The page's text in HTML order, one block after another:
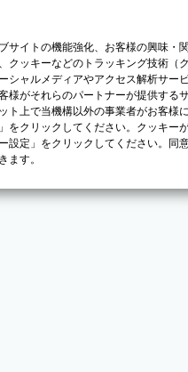
サイトの機能強化、お客様の興味
クッキーなどのトラッキング技術
シャルメディアやアクセス解析サー
様がそれらのパートナーが提供す
ト上で当機構以外の事業者がお客様
をクリックしてください。クッキー
設定」をクリックしてください。同
ます。